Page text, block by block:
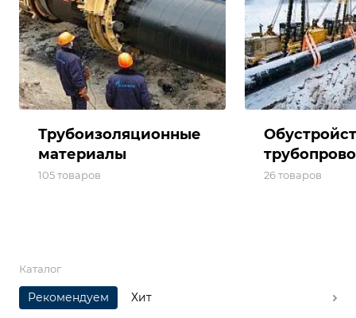
Трубоизоляционные
материалы
105 товаров 26 товаров
Каталог
Рекомендуем Хит